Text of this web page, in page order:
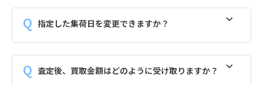
指定した集荷日を変更できますか？
査定後、買取金額はどのように受け取りますか？